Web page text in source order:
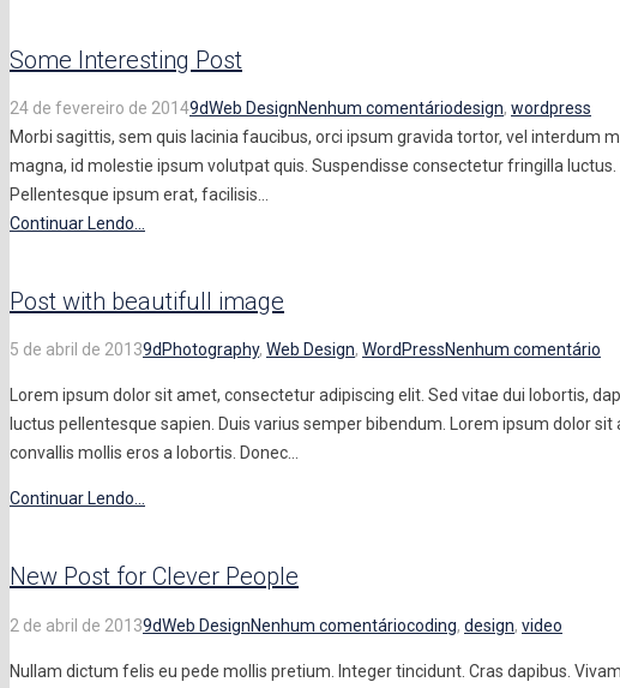
Some Interesting Post
24 de fevereiro de 20149dWeb DesignNenhum comentáriodesign, wordpress
Morbi sagittis, sem quis lacinia faucibus, orci ipsum gravida tortor, vel interdum
magna, id molestie ipsum volutpat quis. Suspendisse consectetur fringilla luctus.
Pellentesque ipsum erat, facilisis...
Continuar Lendo...
Post with beautifull image
5 de abril de 20139d Photography, Web Design, WordPressNenhum comentário
Lorem ipsum dolor sit amet, consectetur adipiscing elit. Sed vitae dui lobortis,
luctus pellentesque sapien. Duis varius semper bibendum. Lorem ipsum dolor
convallis mollis eros a lobortis. Donec…
Continuar Lendo...
New Post for Clever People
2 de abril de 20139dWeb DesignNenhum comentáriocoding, design, video
Nullam dictum felis eu pede mollis pretium. Integer tincidunt. Cras dapibus.